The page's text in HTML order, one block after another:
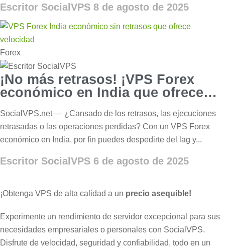
Escritor SocialVPS 8 de agosto de 2025
Forex
¡No más retrasos! ¡VPS Forex
económico en India que ofrece
SocialVPS.net — ¿Cansado de los retrasos, las ejecuciones
retrasadas o las operaciones perdidas? Con un VPS Forex
económico en India, por fin puedes despedirte del lag y...
Escritor SocialVPS 6 de agosto de 2025
¡Obtenga VPS de alta calidad a un precio asequible!
Experimente un rendimiento de servidor excepcional para sus
necesidades empresariales o personales con SocialVPS.
Disfrute de velocidad, seguridad y confiabilidad, todo en un